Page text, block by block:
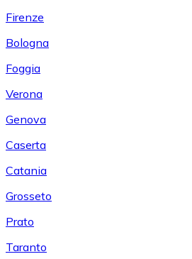
Firenze
Bologna
Foggia
Verona
Genova
Caserta
Catania
Grosseto
Prato
Taranto